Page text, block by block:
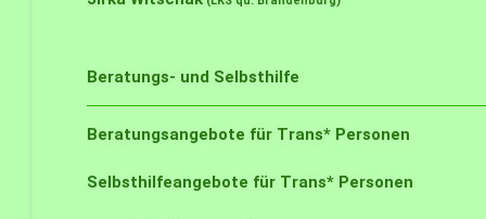
Beratungs- und Selbsthilfe
Beratungsangebote für Trans* Personen
Selbsthilfeangebote für Trans* Personen